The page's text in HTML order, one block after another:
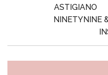
ASTIGIANO
NINETYNINE